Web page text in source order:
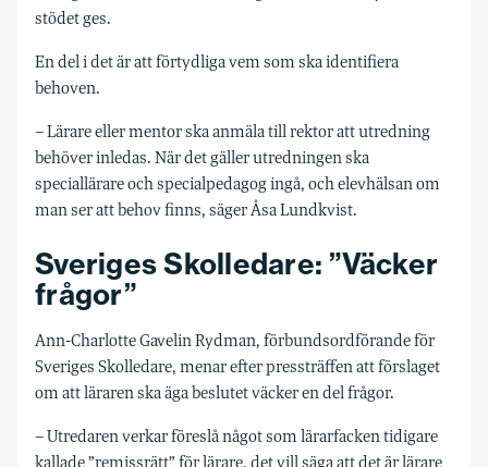
stödet ges.
En del i det är att förtydliga vem som ska identifiera
behoven.
– Lärare eller mentor ska anmäla till rektor att utredning
behöver inledas. När det gäller utredningen ska
speciallärare och specialpedagog ingå, och elevhälsan om
man ser att behov finns, säger Åsa Lundkvist.
Sveriges Skolledare: ”Väcker
frågor”
Ann-Charlotte Gavelin Rydman, förbundsordförande för
Sveriges Skolledare, menar efter pressträffen att förslaget
om att läraren ska äga beslutet väcker en del frågor.
– Utredaren verkar föreslå något som lärarfacken tidigare
kallade ”remissrätt” för lärare, det vill säga att det är lärare